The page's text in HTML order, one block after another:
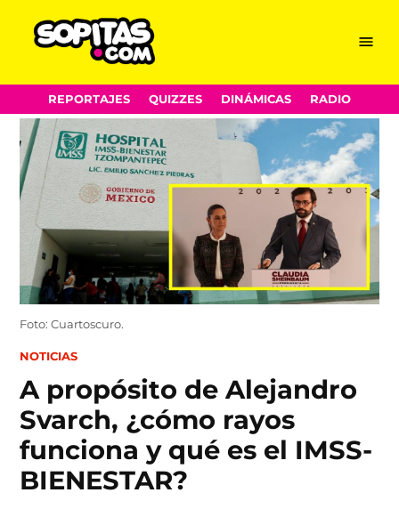
Skip
to
content
Menu
REPORTAJES QUIZZES DINÁMICAS RADIO
Foto: Cuartoscuro.
POSTED
NOTICIAS
A propósito de Alejandro
Svarch, ¿cómo rayos
funciona y qué es el IMSS-
BIENESTAR?